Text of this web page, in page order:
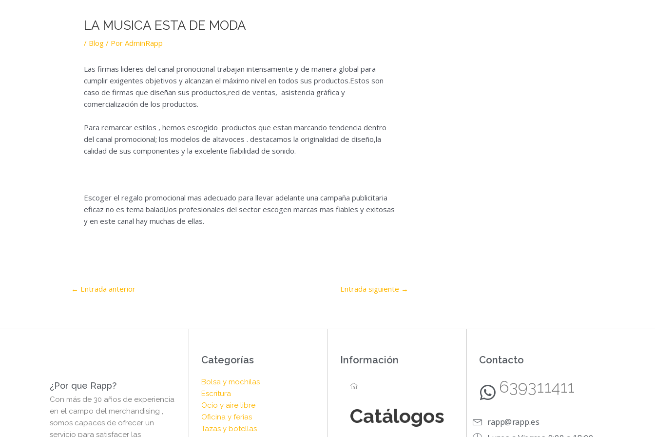
LA MUSICA ESTA DE MODA
/ Blog / PorAdminRapp
Las firmas lideres del canal pronocional trabajan intensamente y de manera global para
cumplir exigentes objetivos y alcanzan el máximo nivel en todos sus productos.Estos son
caso de firmas que diseñan sus productos,red de ventas, asistencia gráfica y
comercialización de los productos.
Para remarcar estilos , hemos escogido productos que estan marcando tendencia dentro
del canal promocional; los modelos de altavoces . destacamos la originalidad de diseño,la
calidad de sus componentes y la excelente fiabilidad de sonido.
Escoger el regalo promocional mas adecuado para llevar adelante una campaña publicitaria
eficaz no es tema baladí,los profesionales del sector escogen marcas mas fiables y exitosas
y en este canal hay muchas de ellas.
← Entrada anterior Entrada siguiente →
¿Por que Rapp?
Con más de 30 años de experiencia
en el campo del merchandising ,
somos capaces de ofrecer un
servicio para satisfacer las
Categorías
Bolsa y mochilas
Escritura
Ocio y aire libre
Oficina y ferias
Tazas y botellas
Información
Catálogos
Contacto
639311411
rapp@rapp.es